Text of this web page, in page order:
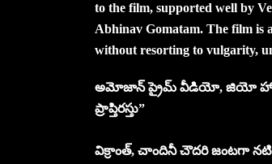
to the film, supported well by
Abhinav Gomatam. The film is
without resorting to vulgarity,
అమోజాన్ ప్రైమ్ వీడియో, జియో హాట్
ప్రాప్తిరస్తు”
విక్రాంత్, చాందినీ చౌదరి జంటగా